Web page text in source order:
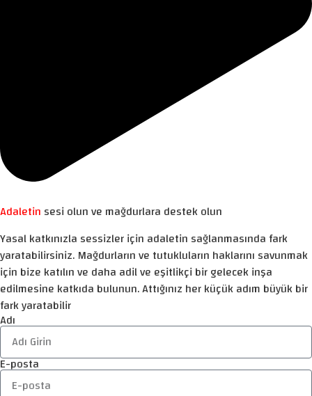
Adaletin sesi olun ve mağdurlara destek olun
Yasal katkınızla sessizler için adaletin sağlanmasında fark
yaratabilirsiniz. Mağdurların ve tutukluların haklarını savunmak
için bize katılın ve daha adil ve eşitlikçi bir gelecek inşa
edilmesine katkıda bulunun. Attığınız her küçük adım büyük bir
fark yaratabilir
Adı
E-posta